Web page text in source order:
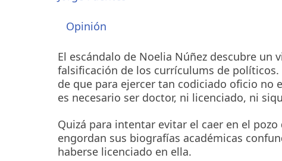
Opinión
El escándalo de Noelia Núñez descubre
falsificación de los currículums de
de que para ejercer tan codiciado oficio no
es necesario ser doctor, ni licenciado, ni
Quizá para intentar evitar el caer en el
engordan sus biografías académicas
haberse licenciado en ella.